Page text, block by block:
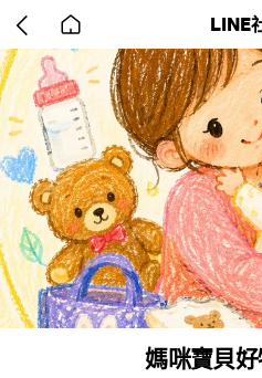
back
to
home
LINE
媽咪寶貝